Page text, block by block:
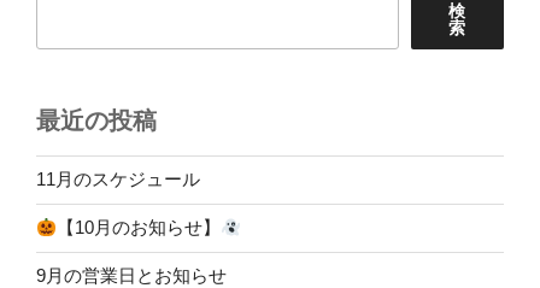
検
索
最近の投稿
11月のスケジュール
【10月のお知らせ】
9月の営業日とお知らせ